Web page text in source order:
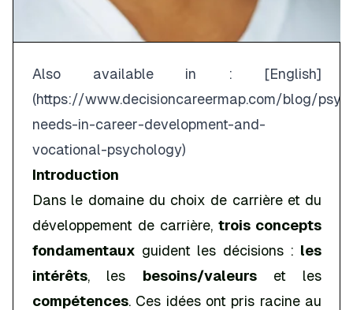
Also available in : [English]
(https://www.decisioncareermap.com/blog/
needs-in-career-development-and-
vocational-psychology)
Introduction
Dans le domaine du choix de carrière et du
développement de carrière, trois concepts
fondamentaux guident les décisions : les
intérêts, les besoins/valeurset les
compétences. Ces idées ont pris racine au